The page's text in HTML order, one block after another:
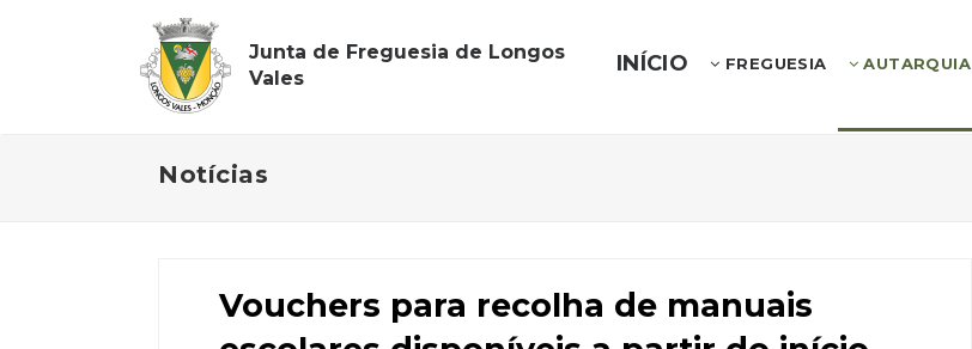
Junta de Freguesia de Longos
Vales
INÍCIO FREGUESIA AUTARQUIA
Notícias
Vouchers para recolha de manuais